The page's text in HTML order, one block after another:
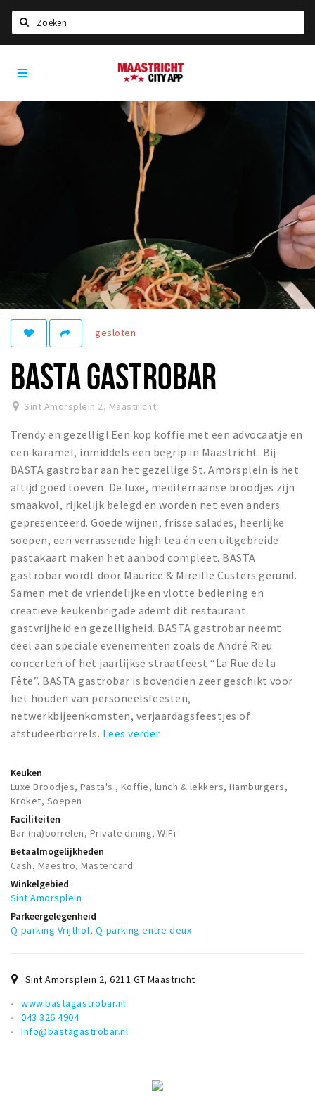
Home
Agenda
Deals
Party pics
Nieuws, interviews & blogs
Recreatief
Winkels
Winkelgebieden
Bezienswaardigheden
Musea, theaters & podia
Uitjes & activiteiten
Toeristische routes
Natuurgebieden
Baroniepoorten
Sport
Andere City Apps
Inloggen
Maastricht
City
gesloten
BASTA GASTROBAR
Sint Amorsplein 2, Maastricht
Trendy en gezellig! Een kop koffie met een advocaatje en
een karamel, inmiddels een begrip in Maastricht. Bij
BASTA gastrobar aan het gezellige St. Amorsplein is het
altijd goed toeven. De luxe, mediterraanse broodjes zijn
smaakvol, rijkelijk belegd en worden net even anders
gepresenteerd. Goede wijnen, frisse salades, heerlijke
soepen, een verrassende high tea én een uitgebreide
pastakaart maken het aanbod compleet. BASTA
gastrobar wordt door Maurice & Mireille Custers gerund.
Samen met de vriendelijke en vlotte bediening en
creatieve keukenbrigade ademt dit restaurant
gastvrijheid en gezelligheid. BASTA gastrobar neemt
deel aan speciale evenementen zoals de André Rieu
concerten of het jaarlijkse straatfeest “La Rue de la
Fête”. BASTA gastrobar is bovendien zeer geschikt voor
het houden van personeelsfeesten,
netwerkbijeenkomsten, verjaardagsfeestjes of
afstudeerborrels. Lees verder
Keuken
Luxe Broodjes, Pasta's , Koffie, lunch & lekkers, Hamburgers,
Kroket, Soepen
Faciliteiten
Bar (na)borrelen, Private dining, WiFi
Betaalmogelijkheden
Cash, Maestro, Mastercard
Winkelgebied
Sint Amorsplein
Parkeergelegenheid
Q-parking Vrijthof, Q-parking entre deux
Sint Amorsplein 2,6211 GT Maastricht
www.bastagastrobar.nl
043 326 4904
info@bastagastrobar.nl